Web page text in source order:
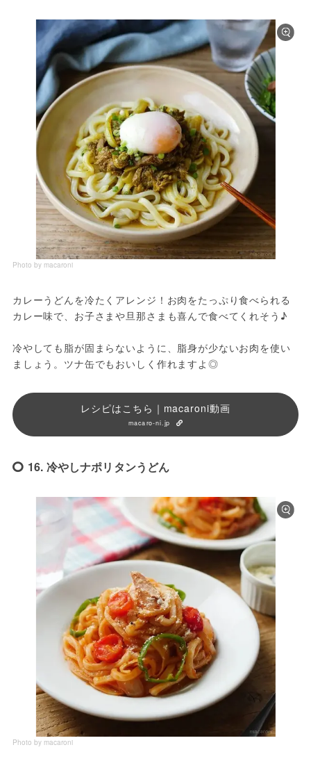
Photo by macaroni
カレーうどんを冷たくアレンジ！お肉をたっぷり食べられる
カレー味で、お子さまや旦那さまも喜んで食べてくれそう♪
冷やしても脂が固まらないように、脂身が少ないお肉を使い
ましょう。ツナ缶でもおいしく作れますよ◎
レシピはこちら｜macaroni動画
macaro-ni.jp
16. 冷やしナポリタンうどん
Photo by macaroni